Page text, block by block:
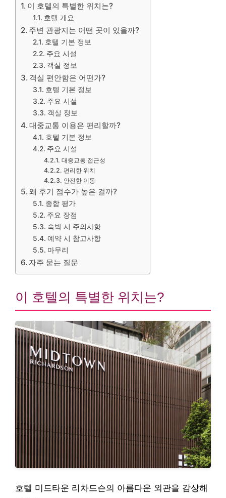
이 호텔의 특별한 위치는?
호텔 개요
주변 관광지는 어떤 곳이 있을까?
호텔 기본 정보
주요 시설
객실 정보
객실 편안함은 어떤가?
호텔 기본 정보
주요 시설
객실 정보
대중교통 이용은 편리할까?
호텔 기본 정보
주요 시설
대중교통 접근성
편리한 위치
안전한 이동
왜 후기 점수가 높은 걸까?
종합 평가
주요 장점
숙박 시 주의사항
예약 시 참고사항
마무리
자주 묻는 질문
이 호텔의 특별한 위치는?
호텔 미드타운 리차드슨의 아름다운 외관을 감상해